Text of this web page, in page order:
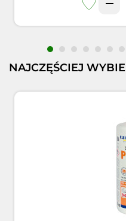
NAJCZĘŚCIEJ